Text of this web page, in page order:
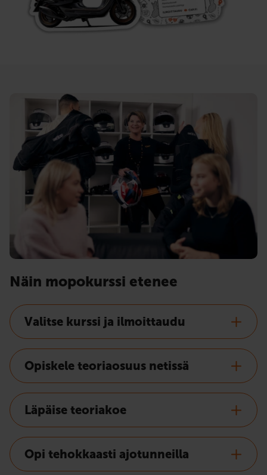
Näin mopokurssi etenee
Valitse kurssi ja ilmoittaudu
Opiskele teoriaosuus netissä
Läpäise teoriakoe
Opi tehokkaasti ajotunneilla